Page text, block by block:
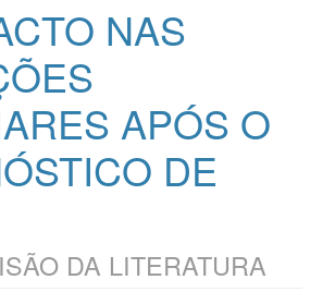
NAS
APÓS O
DE
DA LITERATURA